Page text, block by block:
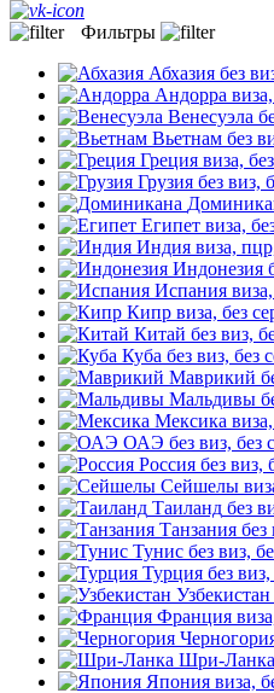
Фильтры
Абхазия без
Андорра
Венесуэла
Вьетнам без
Греция виза,
Грузия без виз,
Египет виза,
Индия виза,
Индонезия
Испания
Кипр виза, без
Китай без виз,
Куба без виз, без
Маврикий
Мальдивы
Мексика
ОАЭ без виз, без
Россия без виз,
Сейшелы
Таиланд без
Танзания без
Тунис без виз,
Турция без
Узбекистан
Франция
Шри-Ланка
Япония виза,